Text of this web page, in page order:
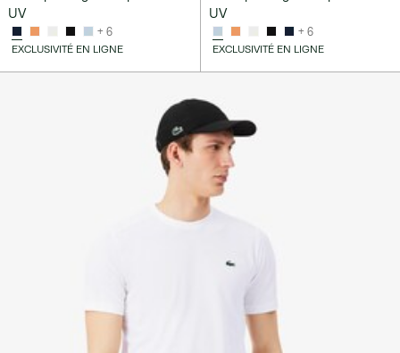
UV
+ 6
EXCLUSIVITÉ EN LIGNE
UV
+ 6
EXCLUSIVITÉ EN LIGNE